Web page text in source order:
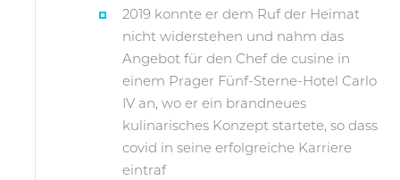
2019 konnte er dem Ruf der Heimat
nicht widerstehen und nahm das
Angebot für den Chef de cusine in
einem Prager Fünf-Sterne-Hotel Carlo
IV an, wo er ein brandneues
kulinarisches Konzept startete, so dass
covid in seine erfolgreiche Karriere
eintraf